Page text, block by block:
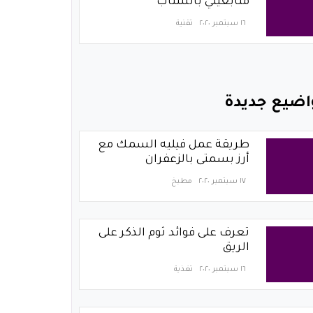
١٦ سبتمبر ٢٠٢٠ تقنية
جديدة
طريقة عمل فيليه السمك مع
أرز بسمتى بالزعفران
١٧ سبتمبر ٢٠٢٠ مطبخ
تعرف على فوائد ثوم الذكر على
الريق
١٦ سبتمبر ٢٠٢٠ تغذية